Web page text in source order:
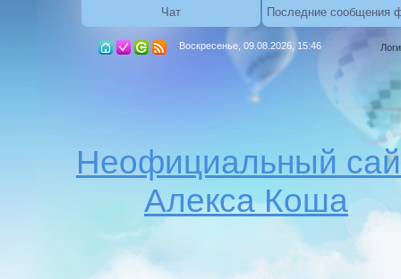
Чат Последние сообщения
Воскресенье, 09.08.2026, 15:46
Неофициальный
Алекса Коша